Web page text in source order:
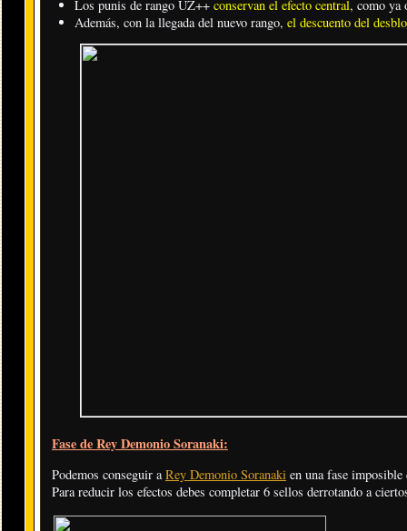
Los punis de rango UZ++ conservan el efecto central, como ya
Además, con la llegada del nuevo rango, el descuento del
Fase de Rey Demonio Soranaki:
Podemos conseguir aRey Demonio Soranaki en una fase
Para reducir los efectos debes completar 6 sellos derrotando a